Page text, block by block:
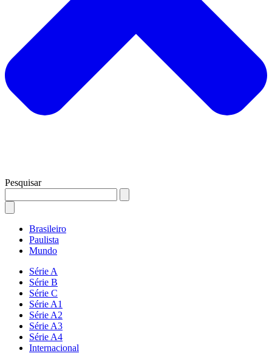
Pesquisar
Brasileiro
Paulista
Mundo
Série A
Série B
Série C
Série A1
Série A2
Série A3
Série A4
Internacional